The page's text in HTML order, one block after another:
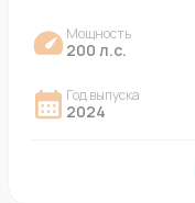
Мощность
200 л.с.
Год выпуска
2024